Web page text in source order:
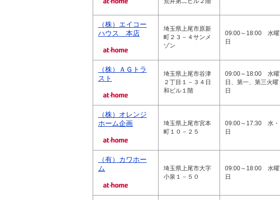
（株）エイコー
ハウス 本店
埼玉県上尾市原新
町２３－４サンメ
ゾン
09:00～18:00 水曜
日
（株）ＡＧトラ
スト
埼玉県上尾市谷津
２丁目１－３４日
和ビル１階
09:00～18:00 水曜
日、第一、第三火曜
日
（株）オレンジ
ホーム企画
埼玉県上尾市宮本
町１０－２５
09:00～17:30 水・
日
（有）カワホー
ム
埼玉県上尾市大字
小泉１－５０
09:00～18:00 水曜
日